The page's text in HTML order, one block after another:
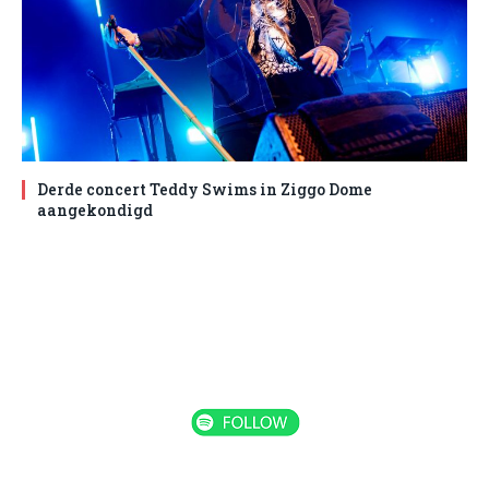
Derde concert Teddy Swims in Ziggo Dome
aangekondigd